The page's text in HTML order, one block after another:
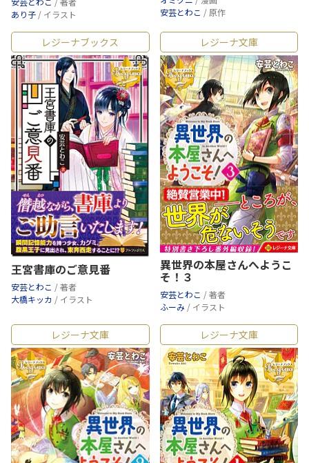
あり子 / イラスト
安芸とわこ / 原作
レジーナブックス
王宮書庫のご意見番
安芸とわこ / 著者
大橋キッカ / イラスト
レジーナ文庫
異世界の本屋さんへようこ
そ！３
安芸とわこ / 著者
ふーみ / イラスト
レジーナ文庫 レジーナ文庫